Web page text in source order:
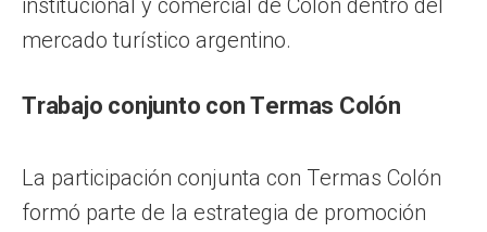
mercado turístico argentino.
Trabajo conjunto con Termas Colón
La participación conjunta con Termas Colón
formó parte de la estrategia de promoción